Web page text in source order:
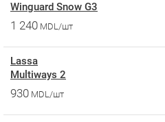
Winguard Snow G3
1 240 MDL/шт
Lassa
Multiways 2
930 MDL/шт